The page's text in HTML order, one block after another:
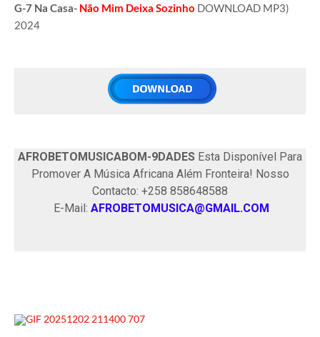
G-7 Na Casa- Não Mim Deixa Sozinho DOWNLOAD MP3)
2024
AFROBETOMUSICABOM-9DADES Esta Disponível Para
Promover A Música Africana Além Fronteira! Nosso
Contacto: +258 858648588
E-Mail: AFROBETOMUSICA@GMAIL.COM